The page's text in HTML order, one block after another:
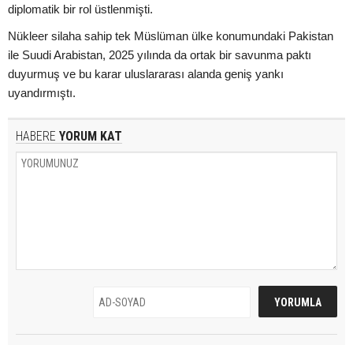
diplomatik bir rol üstlenmişti.
Nükleer silaha sahip tek Müslüman ülke konumundaki Pakistan
ile Suudi Arabistan, 2025 yılında da ortak bir savunma paktı
duyurmuş ve bu karar uluslararası alanda geniş yankı
uyandırmıştı.
HABERE YORUM KAT